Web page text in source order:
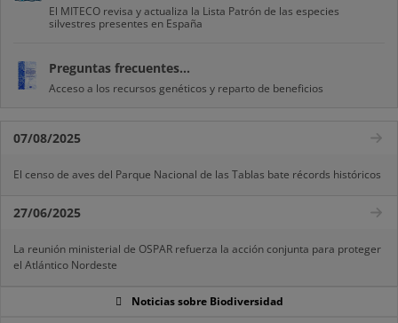
El MITECO revisa y actualiza la Lista Patrón de las especies
silvestres presentes en España
Preguntas frecuentes...
Acceso a los recursos genéticos y reparto de beneficios
07/08/2025
El censo de aves del Parque Nacional de las Tablas bate récords históricos
27/06/2025
La reunión ministerial de OSPAR refuerza la acción conjunta para proteger
el Atlántico Nordeste
Noticias sobre Biodiversidad